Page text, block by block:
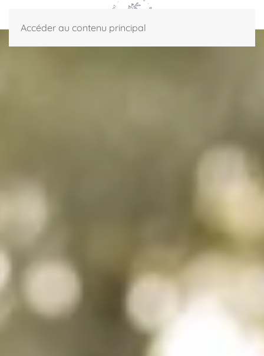
Accéder au contenu principal